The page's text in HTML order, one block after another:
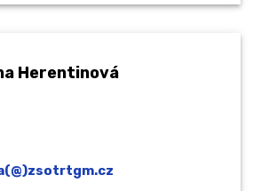
Herentinová